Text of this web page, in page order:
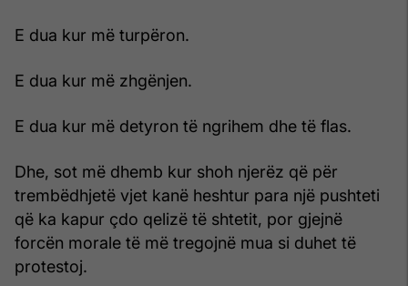
E dua kur më turpëron.
E dua kur më zhgënjen.
E dua kur më detyron të ngrihem dhe të flas.
Dhe, sot më dhemb kur shoh njerëz që për
trembëdhjetë vjet kanë heshtur para një pushteti
që ka kapur çdo qelizë të shtetit, por gjejnë
forcën morale të më tregojnë mua si duhet të
protestoj.